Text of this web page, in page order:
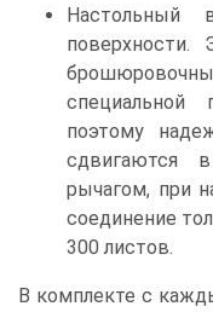
Настольный
поверхности.
специальной
поэтому
сдвигаются
рычагом, при
соединение
300 листов.
В комплекте с